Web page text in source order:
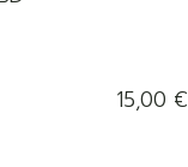
15,00 €